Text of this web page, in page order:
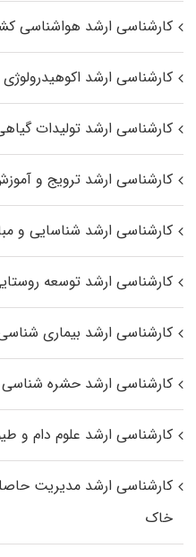
کارشناسی ارشد هواشناسی
کارشناسی ارشد اکوهیدرولوژی
کارشناسی ارشد تولیدات
کارشناسی ارشد ترویج و
کارشناسی ارشد شناسایی و
کارشناسی ارشد توسعه
کارشناسی ارشد بیماری‌
کارشناسی ارشد حشره‌
کارشناسی ارشد علوم دام و
کارشناسی ارشد مدیریت
خاک